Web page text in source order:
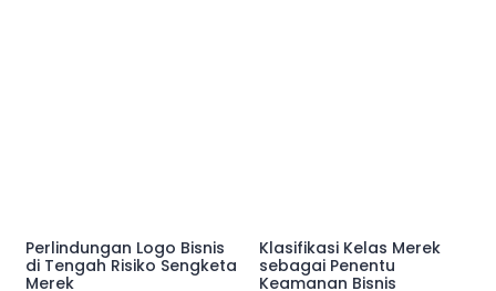
Perlindungan Logo Bisnis
di Tengah Risiko Sengketa
Merek
Klasifikasi Kelas Merek
sebagai Penentu
Keamanan Bisnis